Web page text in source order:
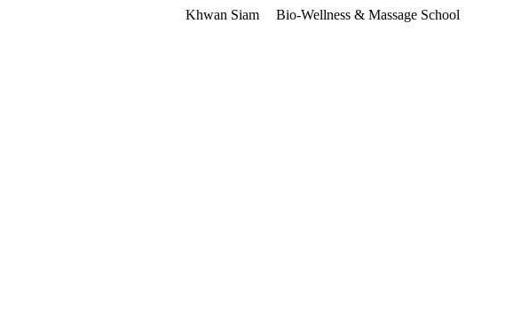
Khwan Siam Bio-Wellness & Massage School